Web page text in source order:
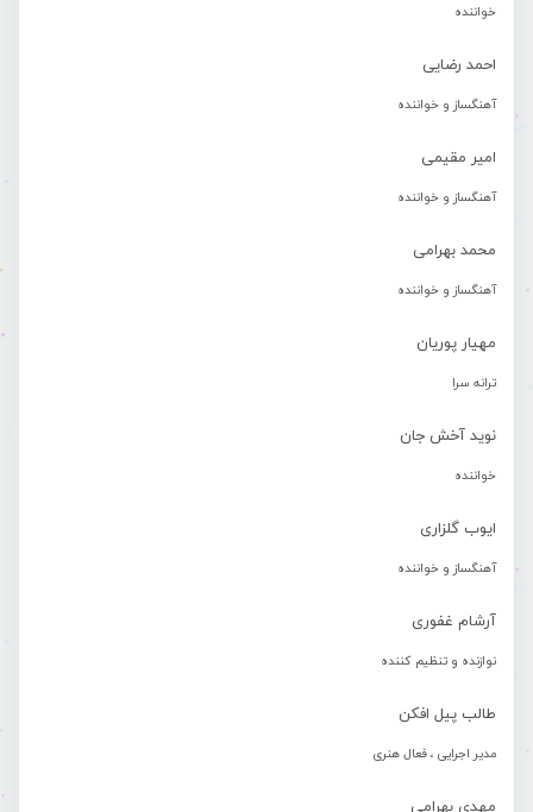
خواننده
احمد رضایی
آهنگساز و خواننده
امیر مقیمی
آهنگساز و خواننده
محمد بهرامی
آهنگساز و خواننده
مهیار پوریان
ترانه سرا
نوید آخش جان
خواننده
ایوب گلزاری
آهنگساز و خواننده
آرشام غفوری
نوازنده و تنظیم کننده
طالب پیل افکن
مدیر اجرایی ، فعال هنری
مهدی بهرامی